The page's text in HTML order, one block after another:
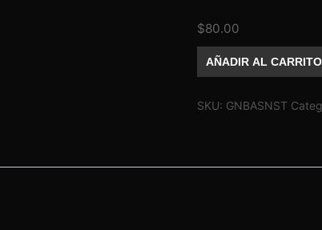
$80.00
spray
Golden
cantidad
AÑADIR AL CARRITO
SKU: GNBASNST